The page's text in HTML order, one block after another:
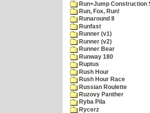
Run+Jump Construction
Run, Fox, Run!
Runaround II
Runfast
Runner (v1)
Runner (v2)
Runner Bear
Runway 180
Ruptus
Rush Hour
Rush Hour Race
Russian Roulette
Ruzovy Panther
Ryba Pila
Rycerz